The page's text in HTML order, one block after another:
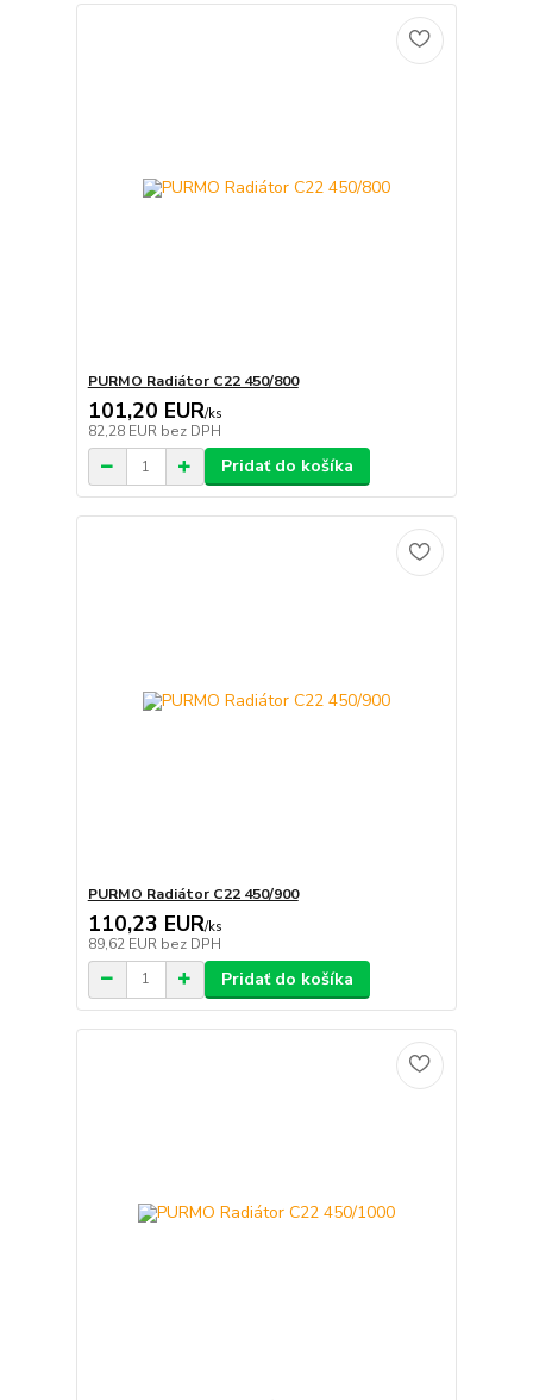
PURMO Radiátor C22 450/800
101,20 EUR/ks
82,28 EUR bez DPH
Pridať do košíka
PURMO Radiátor C22 450/900
110,23 EUR/ks
89,62 EUR bez DPH
Pridať do košíka